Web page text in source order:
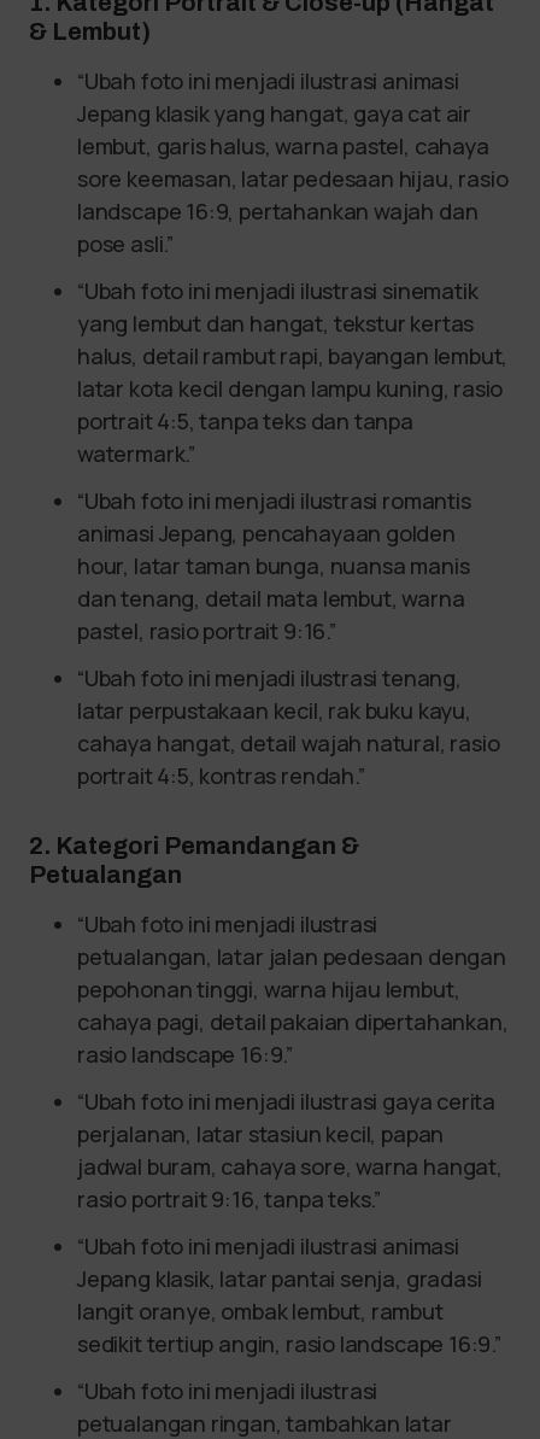
& Lembut)
“Ubah foto ini menjadi ilustrasi animasi
Jepang klasik yang hangat, gaya cat air
lembut, garis halus, warna pastel, cahaya
sore keemasan, latar pedesaan hijau, rasio
landscape 16:9, pertahankan wajah dan
pose asli.”
“Ubah foto ini menjadi ilustrasi sinematik
yang lembut dan hangat, tekstur kertas
halus, detail rambut rapi, bayangan lembut,
latar kota kecil dengan lampu kuning, rasio
portrait 4:5, tanpa teks dan tanpa
watermark.”
“Ubah foto ini menjadi ilustrasi romantis
animasi Jepang, pencahayaan golden
hour, latar taman bunga, nuansa manis
dan tenang, detail mata lembut, warna
pastel, rasio portrait 9:16.”
“Ubah foto ini menjadi ilustrasi tenang,
latar perpustakaan kecil, rak buku kayu,
cahaya hangat, detail wajah natural, rasio
portrait 4:5, kontras rendah.”
2. Kategori Pemandangan &
Petualangan
“Ubah foto ini menjadi ilustrasi
petualangan, latar jalan pedesaan dengan
pepohonan tinggi, warna hijau lembut,
cahaya pagi, detail pakaian dipertahankan,
rasio landscape 16:9.”
“Ubah foto ini menjadi ilustrasi gaya cerita
perjalanan, latar stasiun kecil, papan
jadwal buram, cahaya sore, warna hangat,
rasio portrait 9:16, tanpa teks.”
“Ubah foto ini menjadi ilustrasi animasi
Jepang klasik, latar pantai senja, gradasi
langit oranye, ombak lembut, rambut
sedikit tertiup angin, rasio landscape 16:9.”
“Ubah foto ini menjadi ilustrasi
petualangan ringan, tambahkan latar